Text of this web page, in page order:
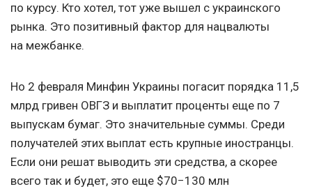
по курсу. Кто хотел, тот уже вышел с украинского
рынка. Это позитивный фактор для нацвалюты
на межбанке.
Но 2 февраля Минфин Украины погасит порядка 11,5
млрд гривен ОВГЗ и выплатит проценты еще по 7
выпускам бумаг. Это значительные суммы. Среди
получателей этих выплат есть крупные иностранцы.
Если они решат выводить эти средства, а скорее
всего так и будет, это еще $70−130 млн